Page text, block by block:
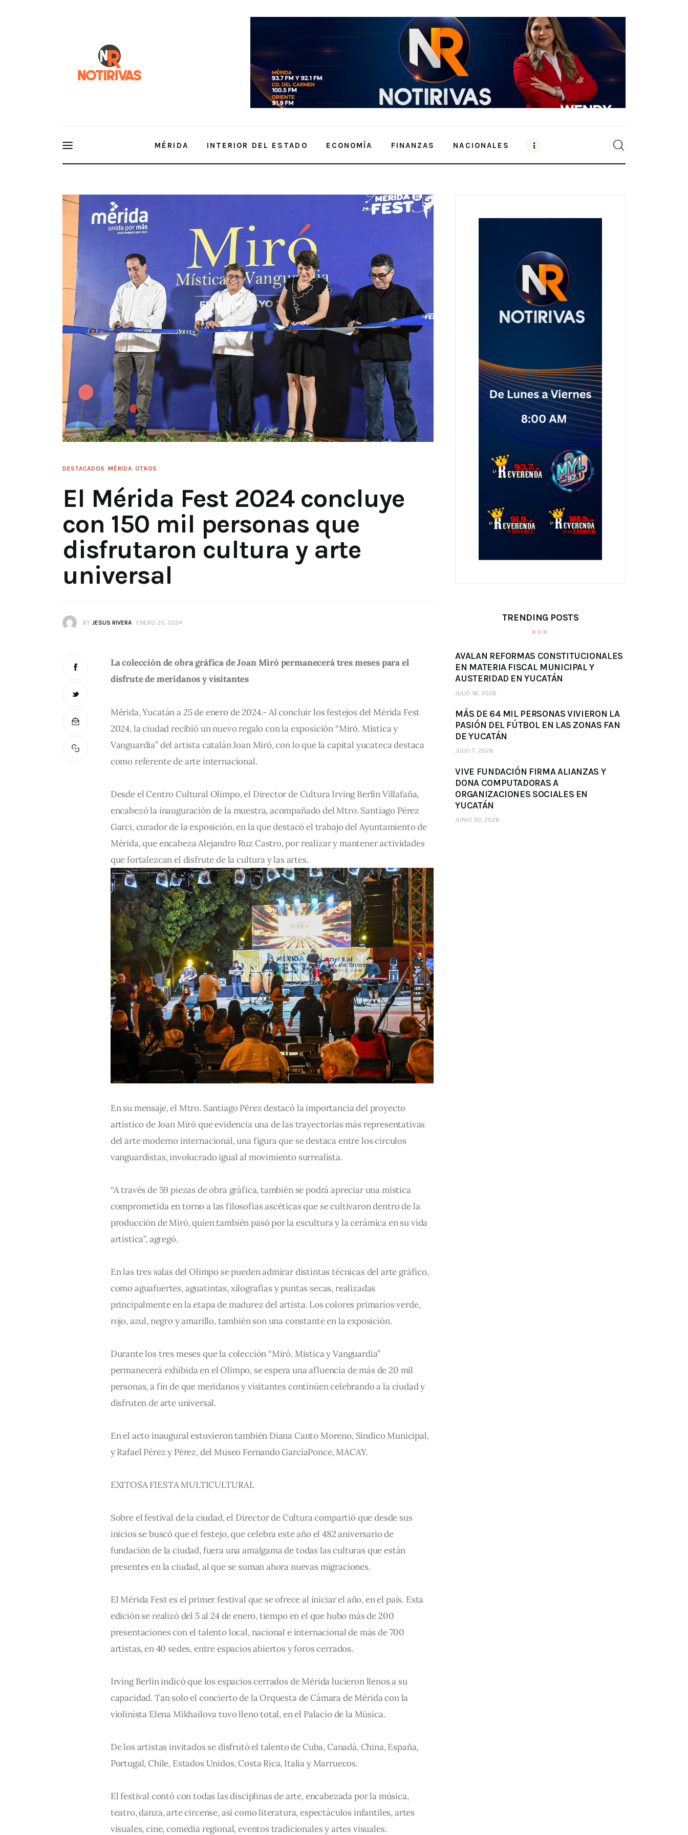
MÉRIDA INTERIOR DEL ESTADO ECONOMÍA FINANZAS NACIONALES
El Mérida Fest 2024 concluye con 150 mil personas que disfrutaron cultura y arte
DESTACADOS MÉRIDA OTROS
El Mérida Fest 2024 concluye
con 150 mil personas que
disfrutaron cultura y arte
universal
BY JESUS RIVERA ENERO 25, 2024
La colección de obra gráfica de Joan Miró permanecerá tres meses para el
disfrute de meridanos y visitantes
Mérida, Yucatán a 25 de enero de 2024.- Al concluir los festejos del Mérida Fest
2024, la ciudad recibió un nuevo regalo con la exposición “Miró. Mística y
Vanguardia” del artista catalán Joan Miró, con lo que la capital yucateca destaca
como referente de arte internacional.
Desde el Centro Cultural Olimpo, el Director de Cultura Irving Berlín Villafaña,
encabezó la inauguración de la muestra, acompañado del Mtro. Santiago Pérez
Garci, curador de la exposición, en la que destacó el trabajo del Ayuntamiento de
Mérida, que encabeza Alejandro Ruz Castro, por realizar y mantener actividades
que fortalezcan el disfrute de la cultura y las artes.
En su mensaje, el Mtro. Santiago Pérez destacó la importancia del proyecto
artístico de Joan Miró que evidencia una de las trayectorias más representativas
del arte moderno internacional, una figura que se destaca entre los círculos
vanguardistas, involucrado igual al movimiento surrealista.
“A través de 59 piezas de obra gráfica, también se podrá apreciar una mística
comprometida en torno a las filosofías ascéticas que se cultivaron dentro de la
producción de Miró, quien también pasó por la escultura y la cerámica en su vida
artística”, agregó.
En las tres salas del Olimpo se pueden admirar distintas técnicas del arte gráfico,
como aguafuertes, aguatintas, xilografías y puntas secas, realizadas
principalmente en la etapa de madurez del artista. Los colores primarios verde,
rojo, azul, negro y amarillo, también son una constante en la exposición.
Durante los tres meses que la colección “Miró. Mística y Vanguardia”
permanecerá exhibida en el Olimpo, se espera una afluencia de más de 20 mil
personas, a fin de que meridanos y visitantes continúen celebrando a la ciudad y
disfruten de arte universal.
En el acto inaugural estuvieron también Diana Canto Moreno, Síndico Municipal,
y Rafael Pérez y Pérez, del Museo Fernando GarcíaPonce, MACAY.
EXITOSA FIESTA MULTICULTURAL
Sobre el festival de la ciudad, el Director de Cultura compartió que desde sus
inicios se buscó que el festejo, que celebra este año el 482 aniversario de
fundación de la ciudad, fuera una amalgama de todas las culturas que están
presentes en la ciudad, al que se suman ahora nuevas migraciones.
El Mérida Fest es el primer festival que se ofrece al iniciar el año, en el país. Esta
edición se realizó del 5 al 24 de enero, tiempo en el que hubo más de 200
presentaciones con el talento local, nacional e internacional de más de 700
artistas, en 40 sedes, entre espacios abiertos y foros cerrados.
Irving Berlín indicó que los espacios cerrados de Mérida lucieron llenos a su
capacidad. Tan solo el concierto de la Orquesta de Cámara de Mérida con la
violinista Elena Mikhailova tuvo lleno total, en el Palacio de la Música.
De los artistas invitados se disfrutó el talento de Cuba, Canadá, China, España,
Portugal, Chile, Estados Unidos, Costa Rica, Italia y Marruecos.
El festival contó con todas las disciplinas de arte, encabezada por la música,
teatro, danza, arte circense, así como literatura, espectáculos infantiles, artes
visuales, cine, comedia regional, eventos tradicionales y artes visuales.
TRENDING POSTS
AVALAN REFORMAS CONSTITUCIONALES
EN MATERIA FISCAL MUNICIPAL Y
AUSTERIDAD EN YUCATÁN
JULIO 16, 2026
MÁS DE 64 MIL PERSONAS VIVIERON LA
PASIÓN DEL FÚTBOL EN LAS ZONAS FAN
DE YUCATÁN
JULIO 7, 2026
VIVE FUNDACIÓN FIRMA ALIANZAS Y
DONA COMPUTADORAS A
ORGANIZACIONES SOCIALES EN
YUCATÁN
JUNIO 30, 2026